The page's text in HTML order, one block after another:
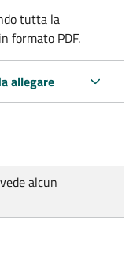
tutta la
formato PDF.
allegare
alcun